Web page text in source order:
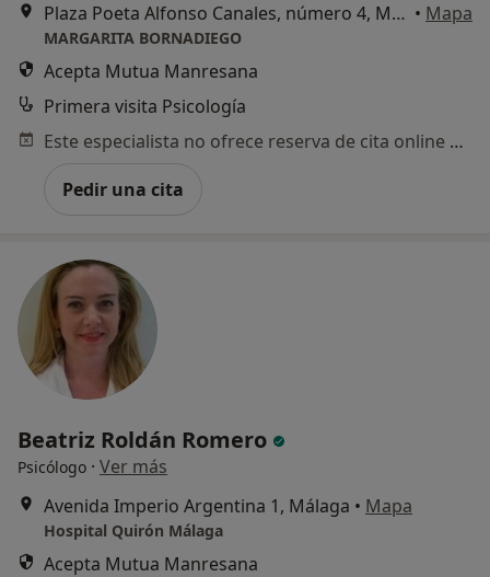
Plaza Poeta Alfonso Canales, número 4, Málaga • Mapa
MARGARITA BORNADIEGO
Acepta Mutua Manresana
Primera visita Psicología
Este especialista no ofrece reserva de cita online en esta dirección.
Pedir una cita
Beatriz Roldán Romero
Psicólogo · Ver más
Avenida Imperio Argentina 1, Málaga • Mapa
Hospital Quirón Málaga
Acepta Mutua Manresana